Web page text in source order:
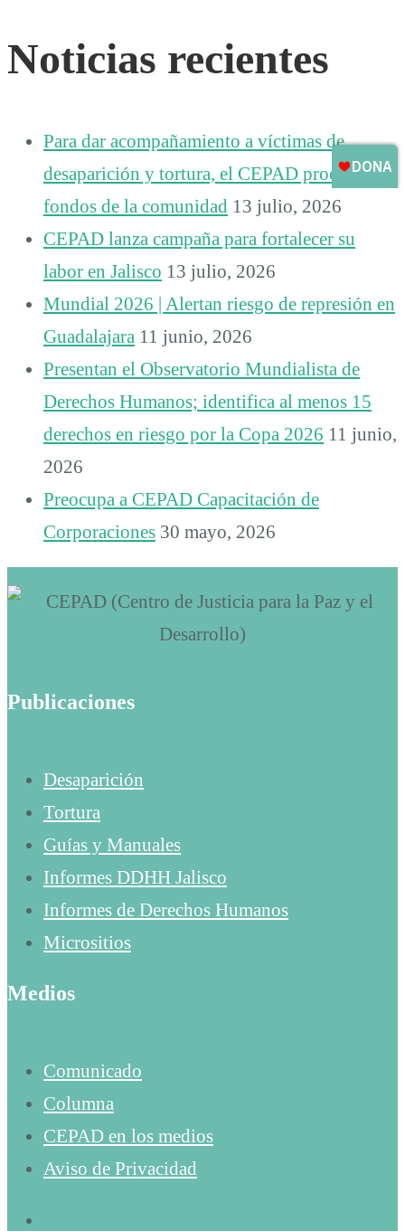
Noticias recientes
Para dar acompañamiento a víctimas de
desaparición y tortura, el CEPAD procura
fondos de la comunidad 13 julio, 2026
CEPAD lanza campaña para fortalecer su
labor en Jalisco 13 julio, 2026
Mundial 2026 | Alertan riesgo de represión en
Guadalajara 11 junio, 2026
Presentan el Observatorio Mundialista de
Derechos Humanos; identifica al menos 15
derechos en riesgo por la Copa 2026 11 junio,
2026
Preocupa a CEPAD Capacitación de
Corporaciones 30 mayo, 2026
Publicaciones
Desaparición
Tortura
Guías y Manuales
Informes DDHH Jalisco
Informes de Derechos Humanos
Micrositios
Medios
Comunicado
Columna
CEPAD en los medios
Aviso de Privacidad